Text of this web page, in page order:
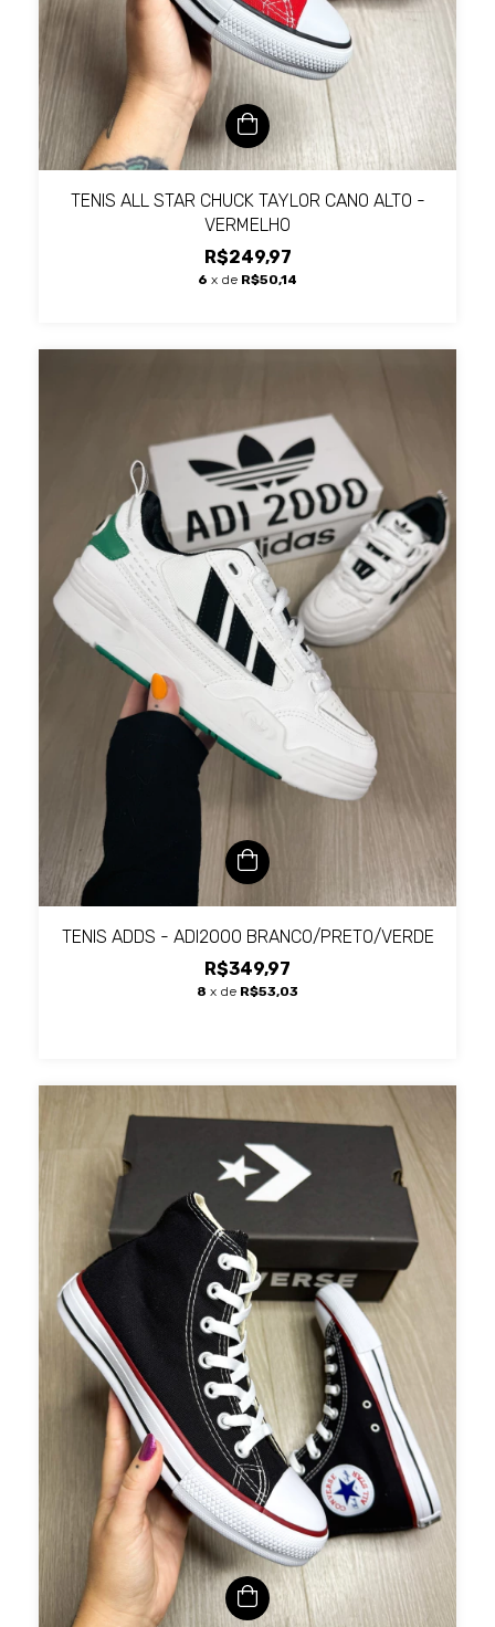
TENIS ALL STAR CHUCK TAYLOR CANO ALTO -
VERMELHO
R$249,97
6 x de R$50,14
TENIS ADDS - ADI2000 BRANCO/PRETO/VERDE
R$349,97
8 x de R$53,03